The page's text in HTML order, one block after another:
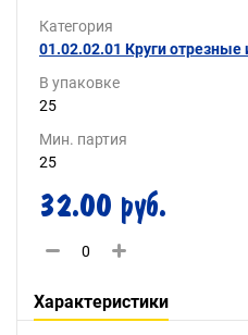
Категория
01.02.02.01 Круги
В упаковке
25
Мин. партия
25
32.00 руб.
Характеристики